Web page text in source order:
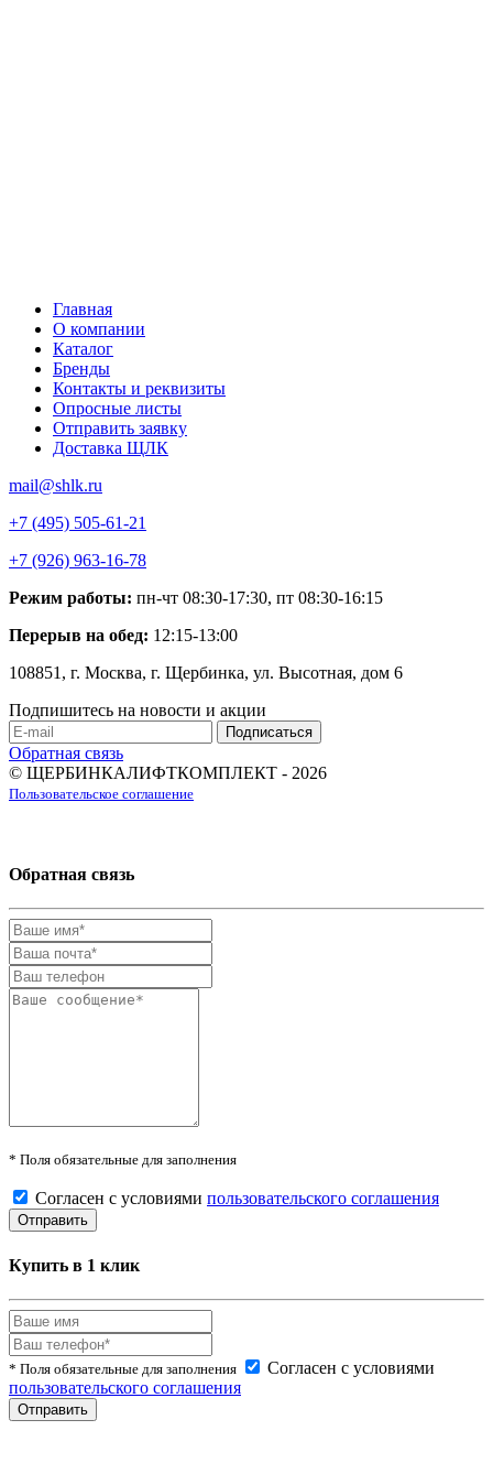
Главная
О компании
Каталог
Бренды
Контакты и реквизиты
Опросные листы
Отправить заявку
Доставка ЩЛК
mail@shlk.ru
+7 (495) 505-61-21
+7 (926) 963-16-78
Режим работы: пн-чт 08:30-17:30, пт 08:30-16:15
Перерыв на обед: 12:15-13:00
108851, г. Москва, г. Щербинка, ул. Высотная, дом 6
Подпишитесь на новости и акции
Обратная связь
© ЩЕРБИНКАЛИФТКОМПЛЕКТ - 2026
Пользовательское соглашение
Обратная связь
* Поля обязательные для заполнения
Согласен с условиями пользовательского соглашения
Купить в 1 клик
* Поля обязательные для заполнения
Согласен с условиями
пользовательского соглашения